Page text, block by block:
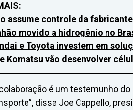
assume controle da
movido a hidrogênio no
e Toyota investem em
Komatsu vão desenvolver
é um testemunho
disse Joe Cappello,